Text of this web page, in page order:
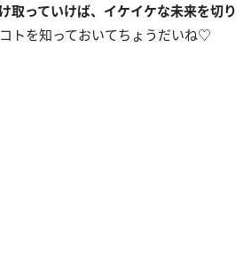
取っていけば、イケイケな未来を切り
トを知っておいてちょうだいね♡